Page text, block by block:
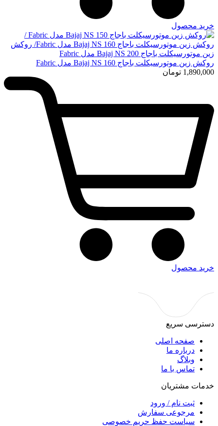
خرید محصول
روکش زین موتورسیکلت باجاج Bajaj NS 160 مدل Fabric
1,890,000 تومان
خرید محصول
دسترسی سریع
صفحه اصلی
درباره ما
وبلاگ
تماس با ما
خدمات مشتریان
ثبت نام / ورود
مرجوعی سفارش
سیاست حفظ حریم خصوصی